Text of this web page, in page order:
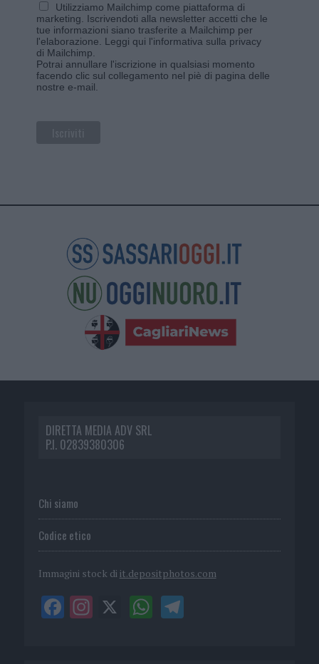
Utilizziamo Mailchimp come piattaforma di
marketing. Iscrivendoti alla newsletter accetti che le
tue informazioni siano trasferite a Mailchimp per
l'elaborazione. Leggi qui l'informativa sulla privacy
di Mailchimp
Potrai annullare l'iscrizione in qualsiasi momento
facendo clic sul collegamento nel piè di pagina delle
nostre e-mail.
DIRETTA MEDIA ADV SRL
P.I. 02839380306
Chi siamo
Codice etico
Immagini stock di it.depositphotos.com